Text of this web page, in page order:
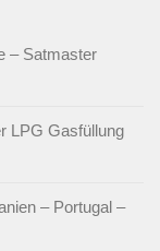
– Satmaster
LPG Gasfüllung
– Portugal –